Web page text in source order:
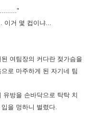
거 몇 컵이냐...
여팀장의 커다란 젖가슴을
로 마주하게 된 자기네 팀
유방을 손바닥으로 탁탁 치
을 멍하니 벌렸다.